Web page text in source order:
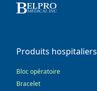
Produits hospitaliers
Bloc opératoire
Bracelet